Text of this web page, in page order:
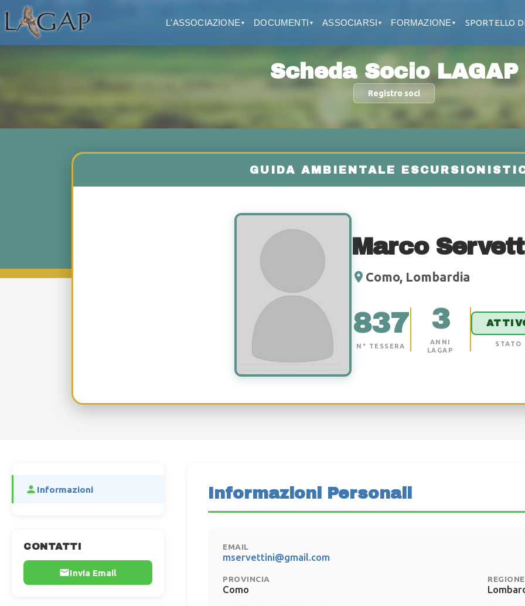
L'ASSOCIAZIONE ▼ DOCUMENTI ▼ ASSOCIARSI ▼ FORMAZIONE ▼ SPORTELLO
Scheda Socio LAGAP
Registro soci
Marco
Como, Lombardia
837
N° TESSERA
3
ANNI
LAGAP
STATO
Informazioni
CONTATTI
Invia Email
Informazioni Personali
EMAIL
mservettini@gmail.com
PROVINCIA
Como
REGIONE